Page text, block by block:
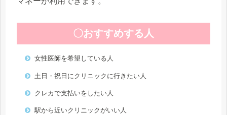
〇おすすめする人
女性医師を希望している人
土日・祝日にクリニックに行きたい人
クレカで支払いをしたい人
駅から近いクリニックがいい人